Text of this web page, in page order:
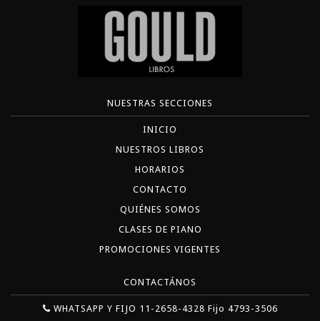
NUESTRAS SECCIONES
INICIO
NUESTROS LIBROS
HORARIOS
CONTACTO
QUIÉNES SOMOS
CLASES DE PIANO
PROMOCIONES VIGENTES
CONTACTÁNOS
WHATSAPP Y FIJO 11-2658-4328 Fijo 4793-3506